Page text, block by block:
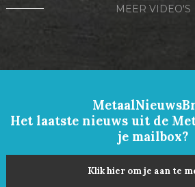
MEER VIDEO'S
Het laatste nieuws uit de
je mailbox?
Klik hier om je aan te